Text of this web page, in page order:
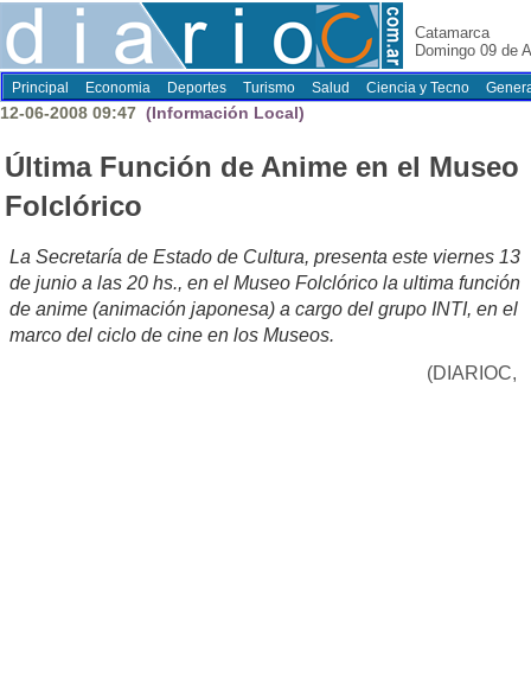
Catamarca
Domingo 09 de
Principal Economia Deportes Turismo Salud Ciencia y Tecno
12-06-2008 09:47 (Información Local)
Última Función de Anime en el Museo
Folclórico
La Secretaría de Estado de Cultura, presenta este viernes 13
de junio a las 20 hs., en el Museo Folclórico la ultima función
de anime (animación japonesa) a cargo del grupo INTI, en el
marco del ciclo de cine en los Museos.
(DIARIOC,